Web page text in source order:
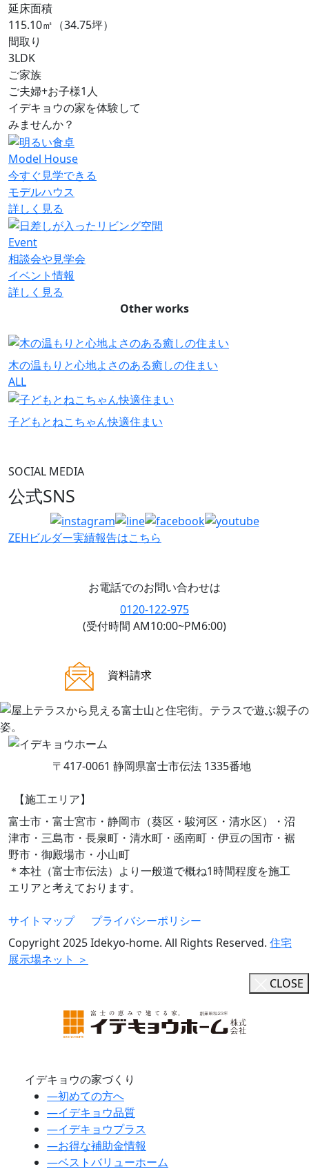
延床面積
115.10㎡（34.75坪）
間取り
3LDK
ご家族
ご夫婦+お子様1人
イデキョウの家を体験して
みませんか？
Model House
今すぐ見学できる
モデルハウス
詳しく見る
Event
相談会や見学会
イベント情報
詳しく見る
Other works
木の温もりと心地よさのある癒しの住まい
ALL
子どもとねこちゃん快適住まい
SOCIAL MEDIA
公式SNS
ZEHビルダー実績報告はこちら
お電話でのお問い合わせは
0120-122-975
(受付時間 AM10:00~PM6:00)
資料請求
〒417-0061 静岡県富士市伝法 1335番地
【施工エリア】
富士市・富士宮市・静岡市（葵区・駿河区・清水区）・沼
津市・三島市・長泉町・清水町・函南町・伊豆の国市・裾
野市・御殿場市・小山町
＊本社（富士市伝法）より一般道で概ね1時間程度を施工
エリアと考えております。
サイトマップ
プライバシーポリシー
Copyright 2025 Idekyo-home. All Rights Reserved. 住宅
展示場ネット ＞
CLOSE
イデキョウの家づくり
―初めての方へ
―イデキョウ品質
―イデキョウプラス
―お得な補助金情報
―ベストバリューホーム